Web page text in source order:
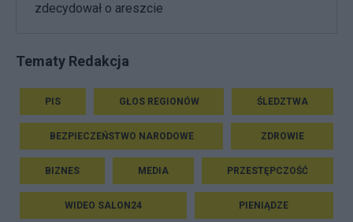
zdecydował o areszcie
Tematy Redakcja
PIS GŁOS REGIONÓW ŚLEDZTWA
BEZPIECZEŃSTWO NARODOWE ZDROWIE
BIZNES MEDIA PRZESTĘPCZOŚĆ
WIDEO SALON24 PIENIĄDZE